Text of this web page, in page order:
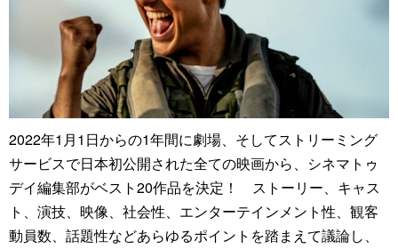
2022年1月1日からの1年間に劇場、そしてストリーミング
サービスで日本初公開された全ての映画から、シネマトゥ
デイ編集部がベスト20作品を決定！ ストーリー、キャス
ト、演技、映像、社会性、エンターテインメント性、観客
動員数、話題性などあらゆるポイントを踏まえて議論し、